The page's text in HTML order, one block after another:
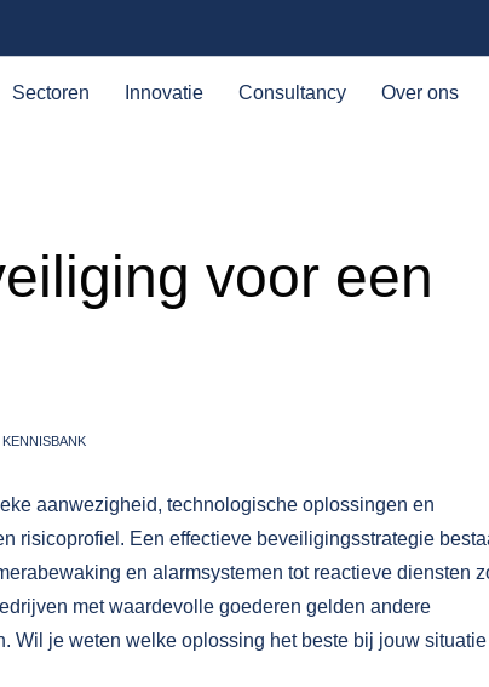
Sectoren Innovatie Consultancy Over ons
voor een
KENNISBANK
aanwezigheid, technologische oplossingen en
risicoprofiel. Een effectieve beveiligingsstrategie
en alarmsystemen tot reactieve diensten
met waardevolle goederen gelden andere
Wil je weten welke oplossing het beste bij jouw situatie